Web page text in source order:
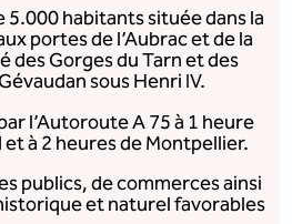
habitants située dans la
portes de l’Aubrac et de la
des Gorges du Tarn et des
sous Henri IV.
l’Autoroute A 75 à 1 heure
à 2 heures de Montpellier.
publics, de commerces ainsi
et naturel favorables